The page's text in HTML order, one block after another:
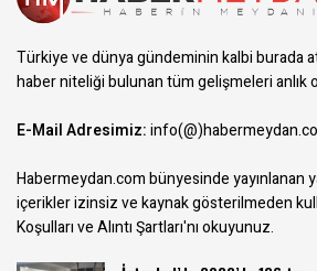
Türkiye ve dünya gündeminin kalbi burada
haber niteliği bulunan tüm gelişmeleri anlık
E-Mail Adresimiz:
Habermeydan.com bünyesinde yayınlanan
içerikler izinsiz ve kaynak gösterilmeden
Koşulları ve Alıntı Şartları'nı okuyunuz.